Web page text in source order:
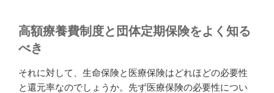
高額療養費制度と団体定期保険をよく知る
べき
それに対して、生命保険と医療保険はどれほどの必要性
と還元率なのでしょうか。先ず医療保険の必要性につい